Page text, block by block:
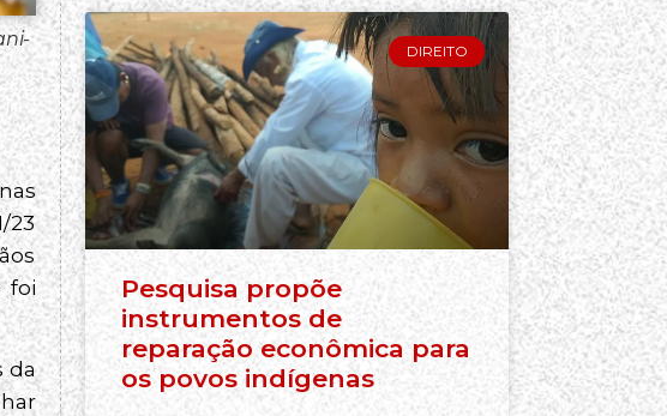
23
foi
da
DIREITO
Pesquisa propõe
instrumentos de
reparação econômica para
os povos indígenas